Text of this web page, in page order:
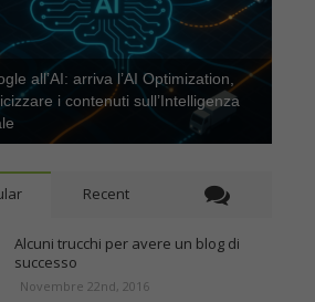
all’AI: arriva l’AI Optimization,
i contenuti sull’Intelligenza
Recent
Alcuni trucchi per avere un blog di
successo
Novembre 22nd, 2016